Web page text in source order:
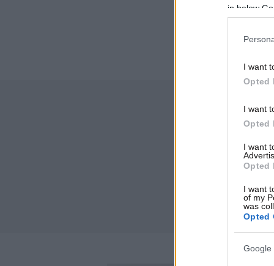
in below
I want
Opted
I want
Opted
I want
Opted
I want
of my
was
Opted
Google